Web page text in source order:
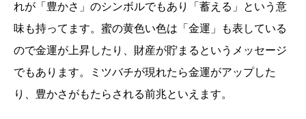
れが「豊かさ」のシンボルでもあり「蓄える」という意
味も持ってます。蜜の黄色い色は「金運」も表している
ので金運が上昇したり、財産が貯まるというメッセージ
でもあります。ミツバチが現れたら金運がアップした
り、豊かさがもたらされる前兆といえます。